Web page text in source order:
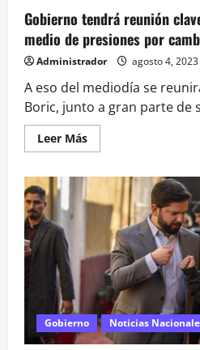
Gobierno tendrá reunión
medio de presiones por
Administrador agosto 4, 2023
A eso del mediodía se
Boric, junto a gran parte de
Leer MásLeer
más
Gobierno
tendrá
reunión
clave
Cerro
Castillo
en
medio
de
presiones
por
cambio
de
gabinete
Gobierno Noticias